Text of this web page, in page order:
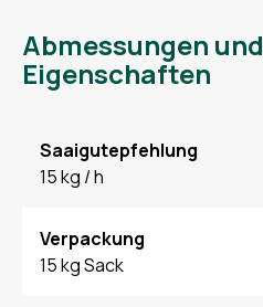
Abmessungen und
Eigenschaften
Saaigutepfehlung
15 kg / h
Verpackung
15 kg Sack